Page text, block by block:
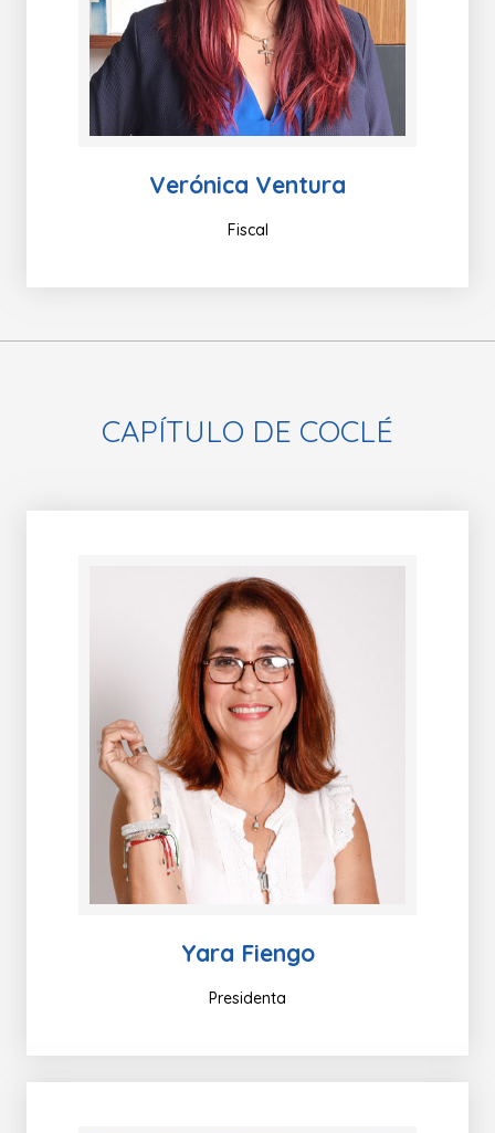
Verónica Ventura
Fiscal
CAPÍTULO DE COCLÉ
Yara Fiengo
Presidenta